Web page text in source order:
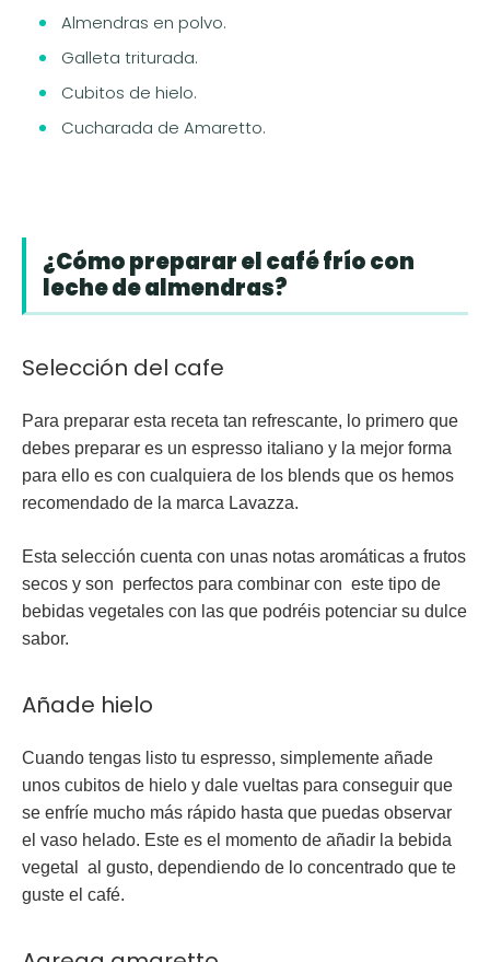
Almendras en polvo.
Galleta triturada.
Cubitos de hielo.
Cucharada de Amaretto.
¿Cómo preparar el café frío con
leche de almendras?
Selección del cafe
Para preparar esta receta tan refrescante, lo primero que
debes preparar es un espresso italiano y la mejor forma
para ello es con cualquiera de los blends que os hemos
recomendado de la marca Lavazza.
Esta selección cuenta con unas notas aromáticas a frutos
secos y son perfectos para combinar con este tipo de
bebidas vegetales con las que podréis potenciar su dulce
sabor.
Añade hielo
Cuando tengas listo tu espresso, simplemente añade
unos cubitos de hielo y dale vueltas para conseguir que
se enfríe mucho más rápido hasta que puedas observar
el vaso helado. Este es el momento de añadir la bebida
vegetal al gusto, dependiendo de lo concentrado que te
guste el café.